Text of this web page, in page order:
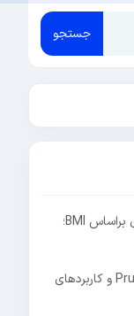
جستجو
افزایش وزن در بارداری؛ محدوده پیشنهادی براساس BMI؛
خواص گیاه تنگرس؛ معرفی Prunus lycioides و کاربردهای